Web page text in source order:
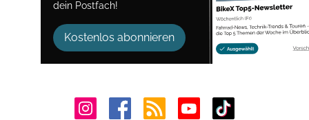
dein Postfach!
Kostenlos abonnieren